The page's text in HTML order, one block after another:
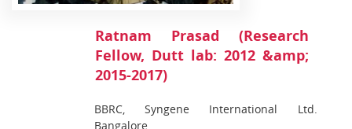
Ratnam Prasad (Research
Fellow, Dutt lab: 2012 &amp;
2015-2017)
BBRC, Syngene International Ltd.
Bangalore